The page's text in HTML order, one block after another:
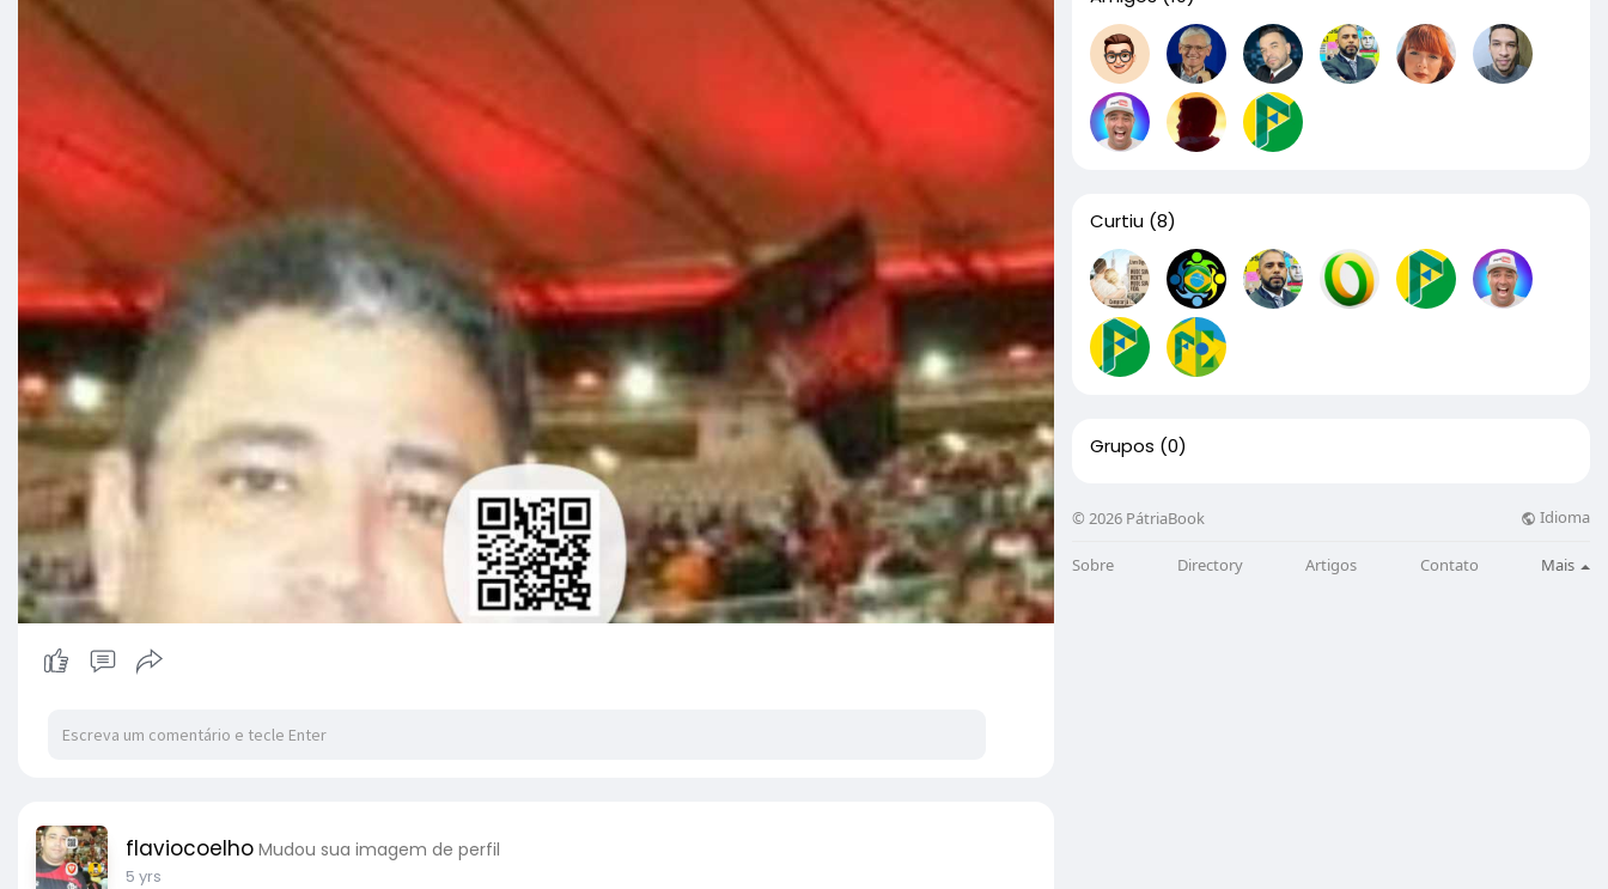
flaviocoelho Mudou sua imagem de perfil
5 yrs
Curtiu (8)
Grupos (0)
© 2026 PátriaBook Idioma
Sobre Directory Artigos Contato Mais